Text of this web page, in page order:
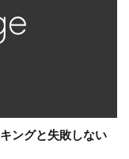
ングと失敗しない